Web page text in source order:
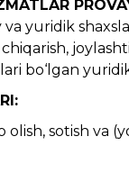
yuridik
bo‘lgan
sotish va